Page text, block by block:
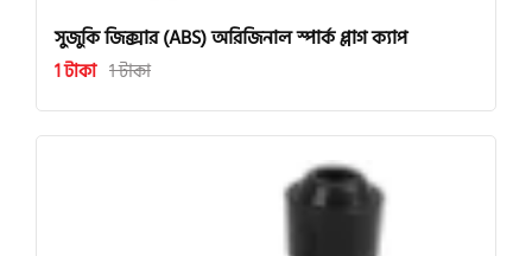
সুজুকি জিক্সার (ABS) অরিজিনাল স্পার্ক প্লাগ ক্যাপ
1 টাকা 1 টাকা